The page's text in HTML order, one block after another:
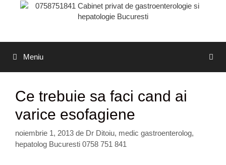
Meniu
Ce trebuie sa faci cand ai
varice esofagiene
noiembrie 1, 2013 de Dr Ditoiu, medic gastroenterolog,
hepatolog Bucuresti 0758 751 841